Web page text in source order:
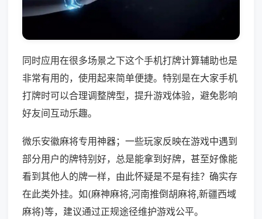
同时应用在很多场景之下这个手机打牌计算辅助也是
非常有用的，使用起来简单便捷。特别是在大家手机
打牌时可以合理调整牌型，提升游戏体验，避免影响
好友间互动乐趣。
微乐安徽麻将专用神器；一些玩家反映在游戏中遇到
部分用户的牌特别好，总是能拿到好牌，甚至好像能
看到其他人的牌一样，由此怀疑是不是有挂？确实存
在此类外挂。如(麻神麻将,河南推倒胡麻将,新疆西域
麻将)等，建议通过正规途径维护游戏公平。